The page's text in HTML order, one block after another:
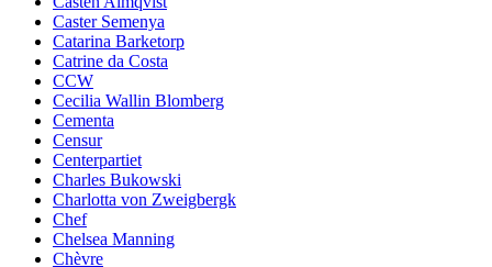
Caster Semenya
Catarina Barketorp
Catrine da Costa
CCW
Cecilia Wallin Blomberg
Cementa
Censur
Centerpartiet
Charles Bukowski
Charlotta von Zweigbergk
Chef
Chelsea Manning
Chèvre